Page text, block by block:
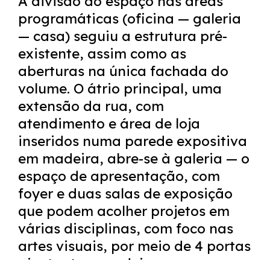
programáticas (oficina — galeria
— casa) seguiu a estrutura pré-
existente, assim como as
aberturas na única fachada do
volume. O átrio principal, uma
extensão da rua, com
atendimento e área de loja
inseridos numa parede expositiva
em madeira, abre-se à galeria — o
espaço de apresentação, com
foyer e duas salas de exposição
que podem acolher projetos em
várias disciplinas, com foco nas
artes visuais, por meio de 4 portas